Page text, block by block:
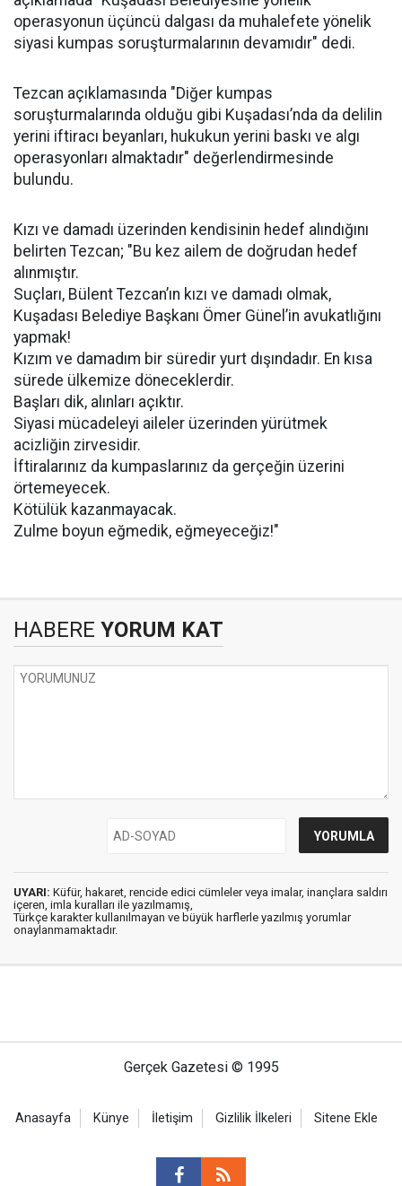
operasyonun üçüncü dalgası da muhalefete yönelik
siyasi kumpas soruşturmalarının devamıdır" dedi.
Tezcan açıklamasında "Diğer kumpas
soruşturmalarında olduğu gibi Kuşadası’nda da delilin
yerini iftiracı beyanları, hukukun yerini baskı ve algı
operasyonları almaktadır" değerlendirmesinde
bulundu.
Kızı ve damadı üzerinden kendisinin hedef alındığını
belirten Tezcan; "Bu kez ailem de doğrudan hedef
alınmıştır.
Suçları, Bülent Tezcan’ın kızı ve damadı olmak,
Kuşadası Belediye Başkanı Ömer Günel’in avukatlığını
yapmak!
Kızım ve damadım bir süredir yurt dışındadır. En kısa
sürede ülkemize döneceklerdir.
Başları dik, alınları açıktır.
Siyasi mücadeleyi aileler üzerinden yürütmek
acizliğin zirvesidir.
İftiralarınız da kumpaslarınız da gerçeğin üzerini
örtemeyecek.
Kötülük kazanmayacak.
Zulme boyun eğmedik, eğmeyeceğiz!"
HABERE YORUM KAT
UYARI: Küfür, hakaret, rencide edici cümleler veya imalar, inançlara saldırı
içeren, imla kuralları ile yazılmamış,
Türkçe karakter kullanılmayan ve büyük harflerle yazılmış yorumlar
onaylanmamaktadır.
Gerçek Gazetesi © 1995
Anasayfa Künye İletişim Gizlilik İlkeleri Sitene Ekle